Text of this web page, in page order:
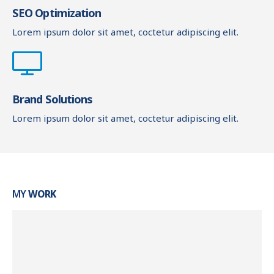
SEO Optimization
Lorem ipsum dolor sit amet, coctetur adipiscing elit.
Brand Solutions
Lorem ipsum dolor sit amet, coctetur adipiscing elit.
MYWORK